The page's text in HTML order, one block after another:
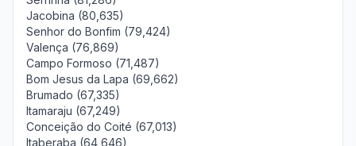
Jacobina (80,635)
Senhor do Bonfim (79,424)
Valença (76,869)
Campo Formoso (71,487)
Bom Jesus da Lapa (69,662)
Brumado (67,335)
Itamaraju (67,249)
Conceição do Coité (67,013)
Itaberaba (64,646)